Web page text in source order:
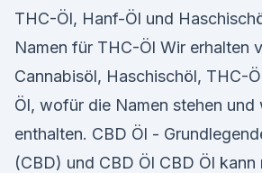
THC-Öl, Hanf-Öl und
Namen für THC-Öl Wir erhalten
Cannabisöl, Haschischöl, THC-
Öl, wofür die Namen stehen und
enthalten. CBD Öl -
(CBD) und CBD Öl CBD Öl kann